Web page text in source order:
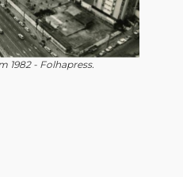
1982 - Folhapress.